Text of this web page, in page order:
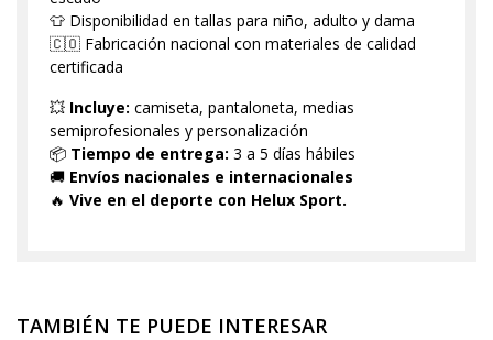
👕 Disponibilidad en tallas para niño, adulto y dama
🇨🇴 Fabricación nacional con materiales de calidad
certificada
💥 Incluye: camiseta, pantaloneta, medias
semiprofesionales y personalización
📦 Tiempo de entrega: 3 a 5 días hábiles
🚚 Envíos nacionales e internacionales
🔥 Vive en el deporte con Helux Sport.
TAMBIÉN TE PUEDE INTERESAR